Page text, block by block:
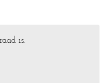
is.